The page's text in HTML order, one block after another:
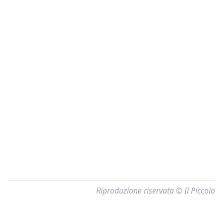
Riproduzione riservata © Il Piccolo